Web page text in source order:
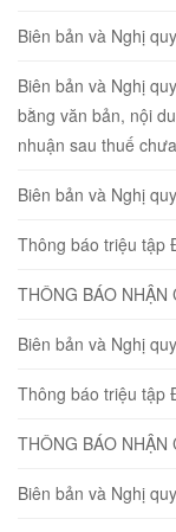
Biên bản và Nghị
Biên bản và Nghị
bằng văn bản, nội
nhuận sau thuế
Biên bản và Nghị
Thông báo triệu tập
THÔNG BÁO
Biên bản và Nghị
Thông báo triệu tập
THÔNG BÁO NHẬN
Biên bản và Nghị